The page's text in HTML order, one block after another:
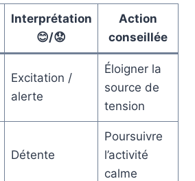
Interprétation
😊/😟
Action
conseillée
Excitation /
alerte
Éloigner la
source de
tension
Détente
Poursuivre
l’activité
calme